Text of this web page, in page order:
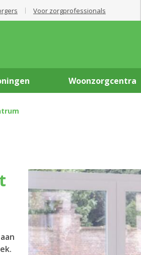
Voor zorgprofessionals
Woonzorgcentra